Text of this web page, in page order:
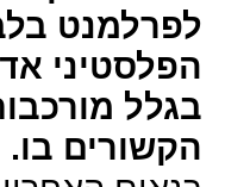
לפרלמנט
הפלסטיני
בגלל
הקשורים בו.